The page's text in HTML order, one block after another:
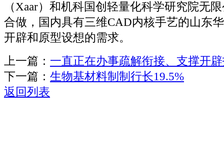
（Xaar）和机科国创轻量化科学研究院无
合做，国内具有三维CAD内核手艺的山东
开辟和原型设想的需求。
上一篇： 一直正在办事疏解衔接、支撑开
下一篇： 生物基材料制制行长19.5%
返回列表